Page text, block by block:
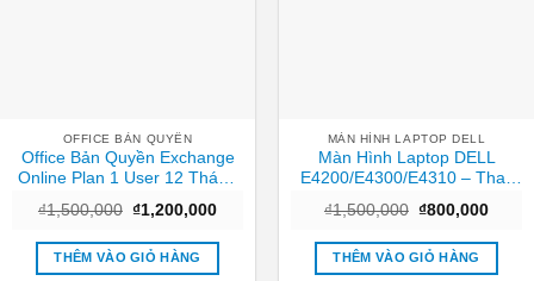
OFFICE BẢN QUYỀN
Office Bản Quyền Exchange
Online Plan 1 User 12 Tháng
₫1,500,000 Giá
gốc
là:
₫1,500,000.
₫1,200,000Giá
tại
₫1,200,000.
THÊM VÀO GIỎ HÀNG
MÀN HÌNH LAPTOP DELL
Màn Hình Laptop DELL
E4200/E4300/E4310 – Thay
₫1,500,000 Giá
là:
₫1,500,000.
₫800,000Giá
tại
THÊM VÀO GIỎ HÀNG